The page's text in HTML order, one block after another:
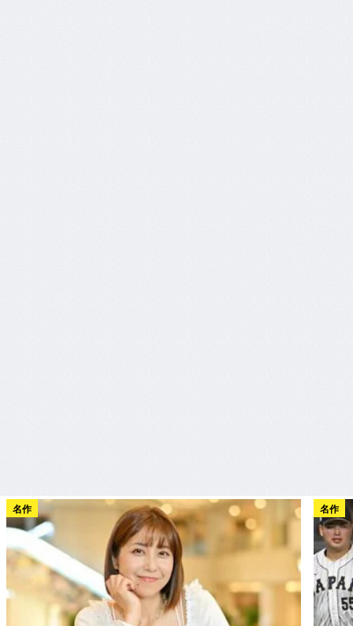
名作 名作